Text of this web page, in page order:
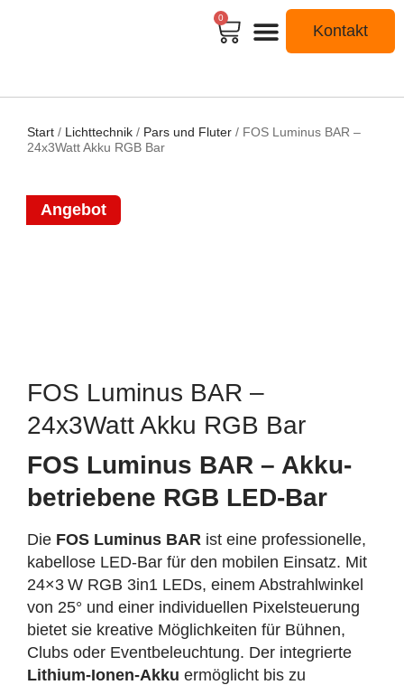
0
Kontakt
Start / Lichttechnik / Pars und Fluter / FOS Luminus BAR –
24x3Watt Akku RGB Bar
Angebot
FOS Luminus BAR –
24x3Watt Akku RGB Bar
FOS Luminus BAR – Akku-
betriebene RGB LED-Bar
Die FOS Luminus BAR ist eine professionelle,
kabellose LED-Bar für den mobilen Einsatz. Mit
24×3 W RGB 3in1 LEDs, einem Abstrahlwinkel
von 25° und einer individuellen Pixelsteuerung
bietet sie kreative Möglichkeiten für Bühnen,
Clubs oder Eventbeleuchtung. Der integrierte
Lithium-Ionen-Akku ermöglicht bis zu